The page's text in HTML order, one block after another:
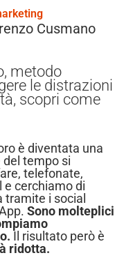
Cusmano
metodo
le distrazioni
scopri come
è diventata una
del tempo si
telefonate,
e cerchiamo di
i social
Sono molteplici
Il risultato però è
ridotta.